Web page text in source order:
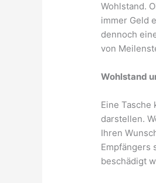
Wohlstand.
immer Geld
dennoch
von
Wohlstand
Eine
darstellen.
Ihren
Empfängers
beschädigt